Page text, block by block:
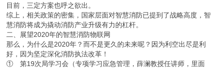
目前，三定方案也呼之欲出。
综上，相关政策的密集，国家层面对智慧消防已提到了战略高度，智
慧消防将成为撬动消防产业升级有力的杠杆。
二、展望2020年的智慧消防物联网
那么，为什么是2020年？而不是更久的未来呢？因为利空出尽是利
好，因为坚定深化消防执法改革！
① 第19次局学习会（专项学习应急管理，薛澜教授任讲师，里面